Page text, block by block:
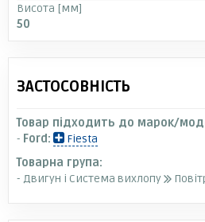
Висота [мм]
50
ЗАСТОСОВНІСТЬ
Товар підходить до марок/
- Ford:
Fiesta
Товарна група:
- Двигун і Система вихлопу